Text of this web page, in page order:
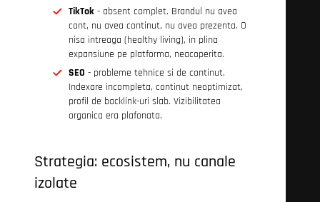
TikTok - absent complet. Brandul nu avea
cont, nu avea continut, nu avea prezenta. O
nisa intreaga (healthy living), in plina
expansiune pe platforma, neacoperita.
SEO - probleme tehnice si de continut.
Indexare incompleta, continut neoptimizat,
profil de backlink-uri slab. Vizibilitatea
organica era plafonata.
Strategia: ecosistem, nu canale
izolate